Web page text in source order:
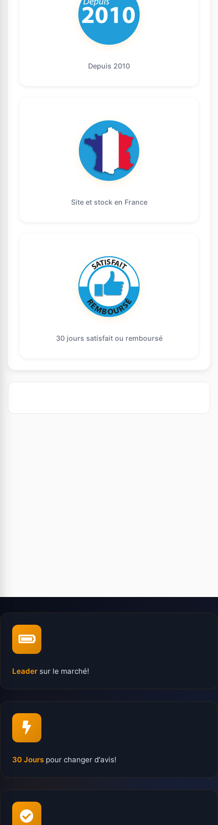
Depuis 2010
Site et stock en France
30 jours satisfait ou remboursé
Leader sur le marché!
30 Jours pour changer d'avis!